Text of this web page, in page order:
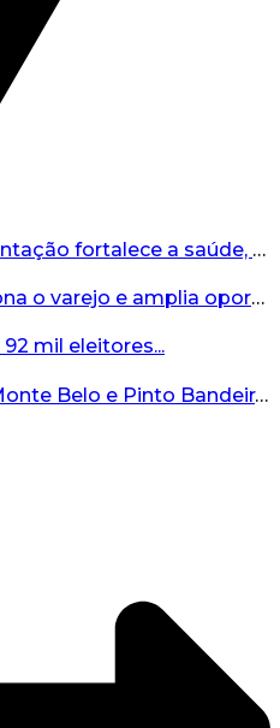
Agosto Dourado: amamentação fortalece a saúde, o desenvolvimento e os vínculos...
Consumidor 60+ impulsiona o varejo e amplia oportunidades para o comércio ...
mil eleitores...
Bento, Boa Vista do Sul, Monte Belo e Pinto Bandeira registram quatro casos de abigeato este ano...